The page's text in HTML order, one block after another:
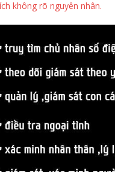
không rõ nguyên nhân.